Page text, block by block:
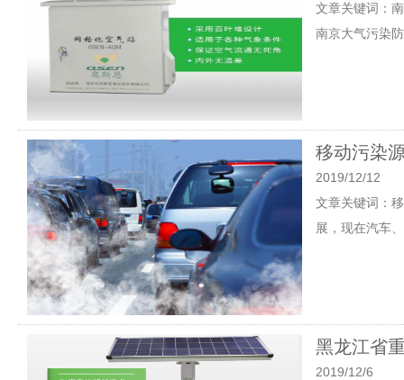
文章关键词：
南京大气污染
移动污染
2019/12/12
文章关键词：
展，现在汽车
黑龙江省
2019/12/6